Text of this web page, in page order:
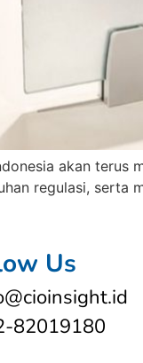
akan terus
regulasi, serta
Us
82019180